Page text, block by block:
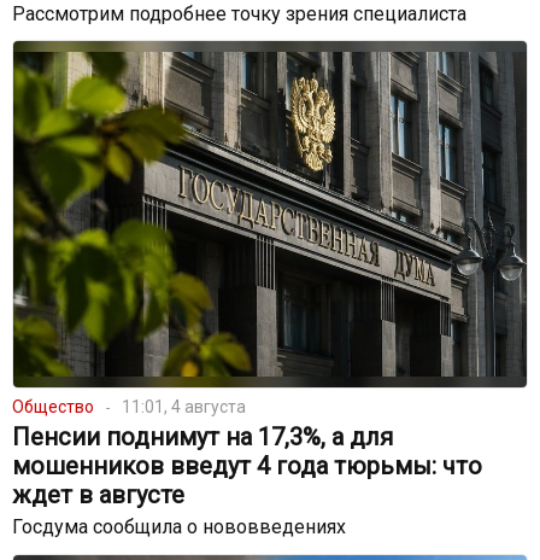
Рассмотрим подробнее точку зрения специалиста
Общество 11:01, 4 августа
Пенсии поднимут на 17,3%, а для
мошенников введут 4 года тюрьмы: что
ждет в августе
Госдума сообщила о нововведениях